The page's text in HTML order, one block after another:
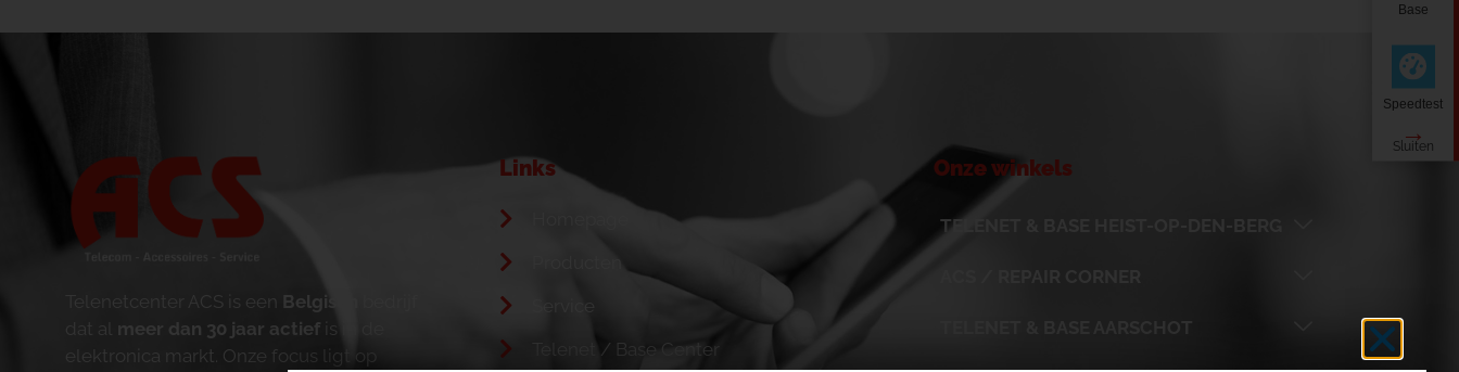
Telenetcenter ACS is een Belgisch
dat al meer dan 30 jaar actief is in de
elektronica markt. Onze focus ligt op
Links
Telenet / Base Center
Onze winkels
TELENET & BASE HEIST-OP-DEN-BERG
Base
Speedtest